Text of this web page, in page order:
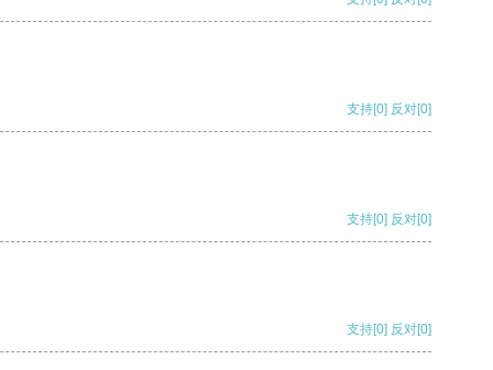
支持[0] 反对[0]
支持[0] 反对[0]
支持[0] 反对[0]